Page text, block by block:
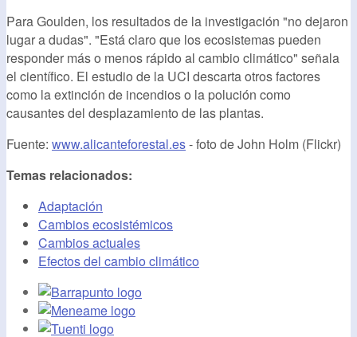
Para Goulden, los resultados de la investigación "no dejaron
lugar a dudas". "Está claro que los ecosistemas pueden
responder más o menos rápido al cambio climático" señala
el científico. El estudio de la UCI descarta otros factores
como la extinción de incendios o la polución como
causantes del desplazamiento de las plantas.
Fuente: www.alicanteforestal.es- foto de John Holm (Flickr)
Temas relacionados:
Adaptación
Cambios ecosistémicos
Cambios actuales
Efectos del cambio climático